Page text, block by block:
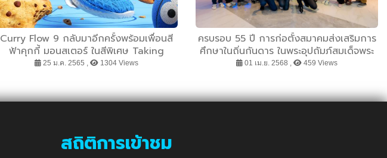
Curry Flow 9 กลับมาอีกครั้งพร้อมเพื่อนสี
ฟ้าคุกกี้ มอนสเตอร์ ในสีพิเศษ Taking
Cookies
25 ม.ค. 2565 , 1304 Views
ครบรอบ 55 ปี การก่อตั้งสมาคมส่งเสริมการ
ศึกษาในถิ่นกันดาร ในพระอุปถัมภ์สมเด็จพระ
ศรีนครินทราบรมราชชนนี จัดโบว์ลิ่งการกุศล
01 เม.ย. 2568 , 459 Views
สถิติการเข้าชม